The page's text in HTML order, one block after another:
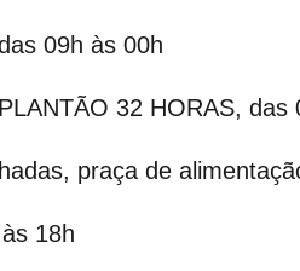
09h às 00h
32 HORAS,
praça de
18h